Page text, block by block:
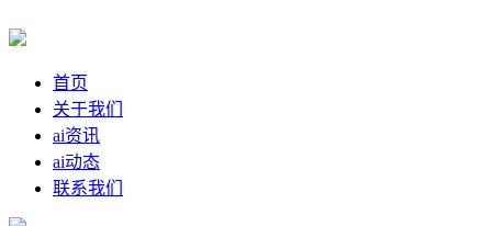
首页
关于我们
ai资讯
ai动态
联系我们